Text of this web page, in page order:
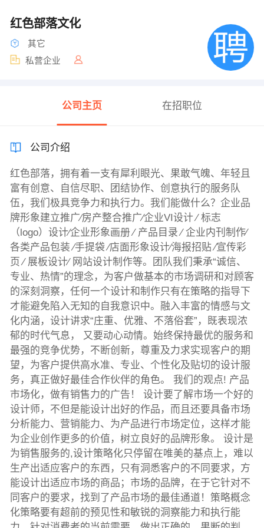
红色部落文化
其它
私营企业
公司主页 在招职位
公司介绍
红色部落，拥有着一支有犀利眼光、果敢气魄、年轻且
富有创意、自信尽职、团结协作、创意执行的服务队
伍，我们极具竞争力和执行力。我们能做什么？企业品
牌形象建立推广∕房产整合推广∕企业VI设计 ∕ 标志
（logo）设计∕企业形象画册 ∕ 产品目录 ∕ 企业内刊制作∕
各类产品包装 ∕手提袋 ∕店面形象设计∕海报招贴 ∕宣传彩
页 ∕ 展板设计∕ 网站设计制作等。团队我们秉承“诚信、
专业、热情”的理念，为客户做基本的市场调研和对顾客
的深刻洞察，任何一个设计和制作只有在策略的指导下
才能避免陷入无知的自我意识中。融入丰富的情感与文
化内涵，设计讲求“庄重、优雅、不落俗套”，既表现浓
郁的时代气息， 又要动心动情。始终保持最优的服务和
最强的竞争优势，不断创新，尊重及力求实现客户的期
望，为客户提供高水准、专业、个性化及贴切的设计服
务，真正做好最佳合作伙伴的角色。 我们的观点! 产品
市场化，做有销售力的广告！ 设计要了解市场一个好的
设计师，不但是能设计出好的作品，而且还要具备市场
分析能力、营销能力、为产品进行市场定位，这样才能
为企业创作更多的价值，树立良好的品牌形象。 设计是
为销售服务的,设计策略化只停留在唯美的基点上，难以
生产出适应客户的东西，只有洞悉客户的不同要求，方
能设计出适应市场的商品；市场的品牌，在于它针对不
同客户的要求，找到了产品市场的最佳通道！策略概念
化策略要有超前的预见性和敏锐的洞察能力和执行能